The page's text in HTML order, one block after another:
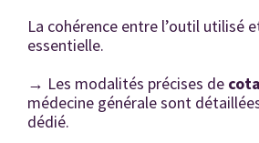
La cohérence entre l’outil utilisé
essentielle.
→ Les modalités précises de
médecine générale sont
dédié.